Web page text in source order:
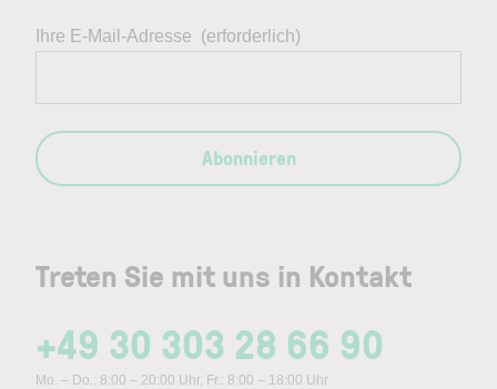
Treten Sie mit uns in Kontakt
+49 30 303 28 66 90
Mo. – Do.: 8:00 – 20:00 Uhr, Fr.: 8:00 – 18:00 Uhr
Ihre E-Mail-Adresse (erforderlich)
Abonnieren